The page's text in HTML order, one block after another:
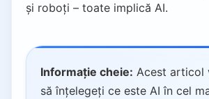
și roboți – toate implică AI.
Informație cheie: Acest articol
să înțelegeți ce este AI în cel